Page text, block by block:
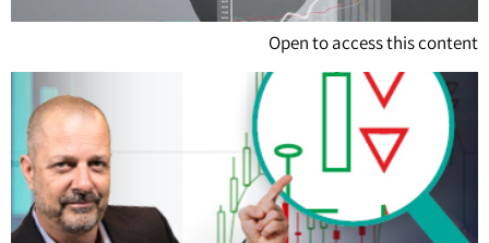
Open to access this content